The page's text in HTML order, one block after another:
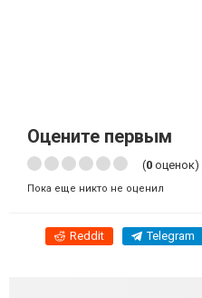
Оцените первым
(0 оценок)
Пока еще никто не оценил
Reddit Telegram